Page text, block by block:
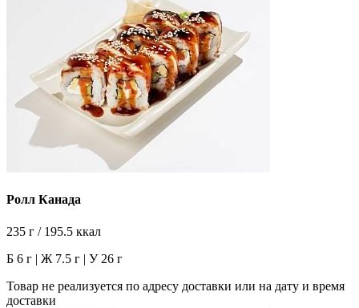
Ролл Канада
235 г / 195.5 ккал
Б 6 г | Ж 7.5 г | У 26 г
Товар не реализуется по адресу доставки или на дату и время
доставки